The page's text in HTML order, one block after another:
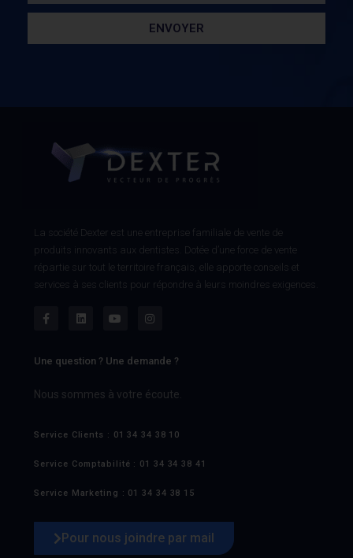
ENVOYER
La société Dexter est une entreprise familiale de vente de
produits innovants aux dentistes. Dotée d’une force de vente
répartie sur tout le territoire français, elle apporte conseils et
services à ses clients pour répondre à leurs moindres exigences.
Une question ? Une demande ?
Nous sommes à votre écoute.
Service Clients : 01 34 34 38 10
Service Comptabilité : 01 34 34 38 41
Service Marketing : 01 34 34 38 15
Pour nous joindre par mail